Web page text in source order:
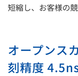
短縮し、お客様の
オープンス
刻精度